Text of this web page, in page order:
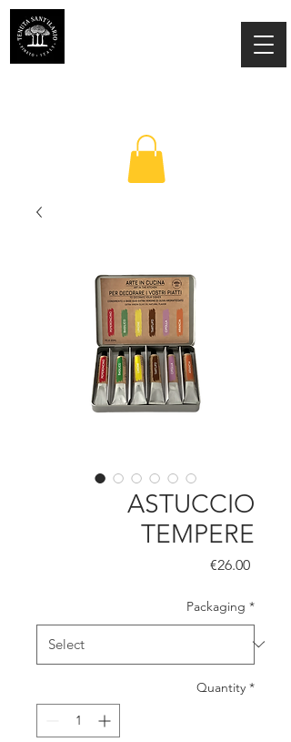
ASTUCCIO
TEMPERE
€26.00Price
Packaging *
Quantity *